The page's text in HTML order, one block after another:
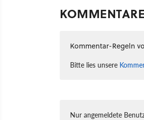
KOMMENTARE
Kommentar-Regeln
Bitte lies unsere
Nur angemeldete